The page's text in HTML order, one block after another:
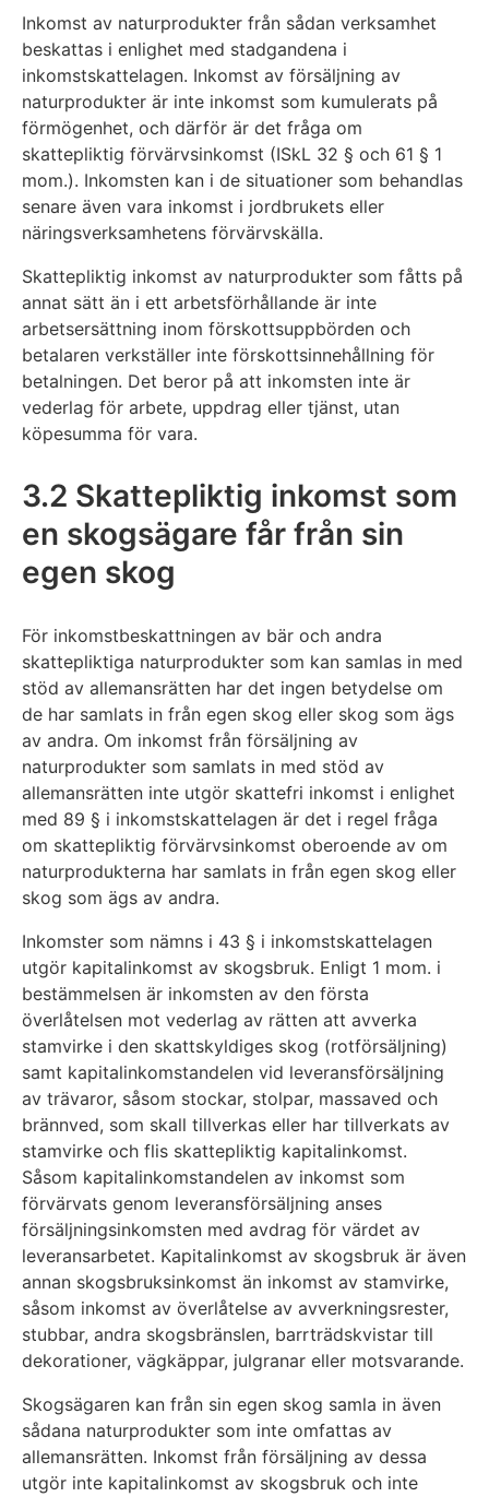
Inkomst av naturprodukter från sådan verksamhet
beskattas i enlighet med stadgandena i
inkomstskattelagen. Inkomst av försäljning av
naturprodukter är inte inkomst som kumulerats på
förmögenhet, och därför är det fråga om
skattepliktig förvärvsinkomst (ISkL 32 § och 61 § 1
mom.). Inkomsten kan i de situationer som behandlas
senare även vara inkomst i jordbrukets eller
näringsverksamhetens förvärvskälla.
Skattepliktig inkomst av naturprodukter som fåtts på
annat sätt än i ett arbetsförhållande är inte
arbetsersättning inom förskottsuppbörden och
betalaren verkställer inte förskottsinnehållning för
betalningen. Det beror på att inkomsten inte är
vederlag för arbete, uppdrag eller tjänst, utan
köpesumma för vara.
3.2 Skattepliktig inkomst som
en skogsägare får från sin
egen skog
För inkomstbeskattningen av bär och andra
skattepliktiga naturprodukter som kan samlas in med
stöd av allemansrätten har det ingen betydelse om
de har samlats in från egen skog eller skog som ägs
av andra. Om inkomst från försäljning av
naturprodukter som samlats in med stöd av
allemansrätten inte utgör skattefri inkomst i enlighet
med 89 § i inkomstskattelagen är det i regel fråga
om skattepliktig förvärvsinkomst oberoende av om
naturprodukterna har samlats in från egen skog eller
skog som ägs av andra.
Inkomster som nämns i 43 § i inkomstskattelagen
utgör kapitalinkomst av skogsbruk. Enligt 1 mom. i
bestämmelsen är inkomsten av den första
överlåtelsen mot vederlag av rätten att avverka
stamvirke i den skattskyldiges skog (rotförsäljning)
samt kapitalinkomstandelen vid leveransförsäljning
av trävaror, såsom stockar, stolpar, massaved och
brännved, som skall tillverkas eller har tillverkats av
stamvirke och flis skattepliktig kapitalinkomst.
Såsom kapitalinkomstandelen av inkomst som
förvärvats genom leveransförsäljning anses
försäljningsinkomsten med avdrag för värdet av
leveransarbetet. Kapitalinkomst av skogsbruk är även
annan skogsbruksinkomst än inkomst av stamvirke,
såsom inkomst av överlåtelse av avverkningsrester,
stubbar, andra skogsbränslen, barrträdskvistar till
dekorationer, vägkäppar, julgranar eller motsvarande.
Skogsägaren kan från sin egen skog samla in även
sådana naturprodukter som inte omfattas av
allemansrätten. Inkomst från försäljning av dessa
utgör inte kapitalinkomst av skogsbruk och inte